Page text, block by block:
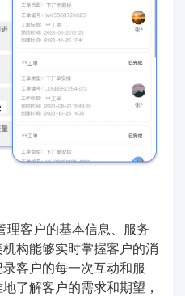
理客户的基本信息、服务
构能够实时掌握客户的消
客户的每一次互动和服
了解客户的需求和期望，